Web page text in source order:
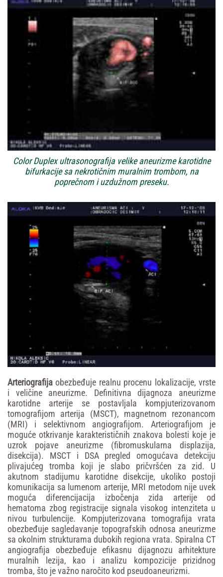
Color Duplex ultrasonografija velike aneurizme karotidne
bifurkacije sa nekrotičnim muralnim trombom, na
poprečnom i uzdužnom preseku.
Arteriografija obezbeđuje realnu procenu lokalizacije, vrste
i veličine aneurizme. Definitivna dijagnoza aneurizme
karotidne arterije se postavljala kompjuterizovanom
tomografijom arterija (MSCT), magnetnom rezonancom
(MRI) i selektivnom angiografijom. Arteriografijom je
moguće otkrivanje karakterističnih znakova bolesti koje je
uzrok pojave aneurizme (fibromuskularna displazija,
disekcija). MSCT i DSA pregled omogućava detekciju
plivajućeg tromba koji je slabo pričvršćen za zid. U
akutnom stadijumu karotidne disekcije, ukoliko postoji
komunikacija sa lumenom arterije, MRI metodom nije uvek
moguća diferencijacija izbočenja zida arterije od
hematoma zbog registracije signala visokog intenziteta u
nivou turbulencije. Kompjuterizovana tomografija vrata
obezbeđuje sagledavanje topografskih odnosa aneurizme
sa okolnim strukturama dubokih regiona vrata. Spiralna CT
angiografija obezbeđuje efikasnu dijagnozu arhitekture
muralnih lezija, kao i analizu kompozicije prizidnog
tromba, što je važno naročito kod pseudoaneurizmi.